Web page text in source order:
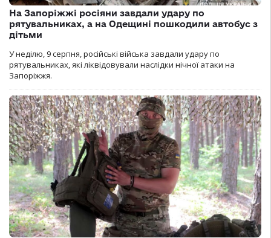
На Запоріжжі росіяни завдали удару по
рятувальниках, а на Одещині пошкодили автобус з
дітьми
У неділю, 9 серпня, російські війська завдали удару по
рятувальниках, які ліквідовували наслідки нічної атаки на
Запоріжжя.